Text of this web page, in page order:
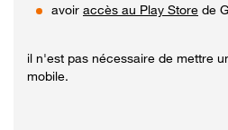
avoir accès au Play Store de
il n'est pas nécessaire de mettre
mobile.